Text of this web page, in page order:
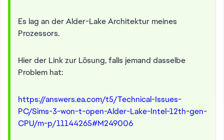
Es lag an der Alder-Lake Architektur meines
Prozessors.
Hier der Link zur Lösung, falls jemand dasselbe
Problem hat:
https://answers.ea.com/t5/Technical-Issues-
PC/Sims-3-won-t-open-Alder-Lake-Intel-12th-gen-
CPU/m-p/11144265#M249006